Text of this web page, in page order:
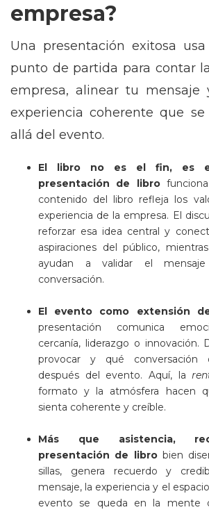
empresa?
Una presentación exitosa
punto de partida para contar
empresa, alinear tu mensaje
experiencia coherente que
allá del evento.
El libro no es el fin, es el
presentación de libro
contenido del libro refleja los
experiencia de la empresa. El
reforzar esa idea central y
aspiraciones del público,
ayudan a validar el
conversación.
El evento como extensión
presentación
comunica
cercanía, liderazgo o innovación.
provocar y qué conversación
después del evento. Aquí, la
formato y la atmósfera hacen
sienta coherente y creíble.
Más que asistencia,
presentación de librobien
sillas, genera recuerdo y
mensaje, la experiencia y el
evento se queda en la mente